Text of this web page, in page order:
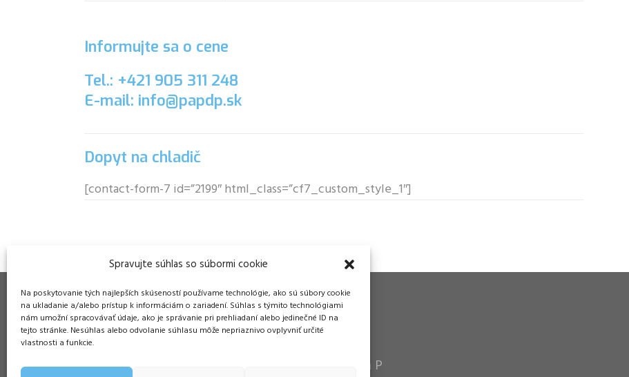
Spravujte súhlas so súbormi cookie
Na poskytovanie tých najlepších skúseností používame technológie, ako sú súbory cookie
na ukladanie a/alebo prístup k informáciám o zariadení. Súhlas s týmito technológiami
nám umožní spracovávať údaje, ako je správanie pri prehliadaní alebo jedinečné ID na
tejto stránke. Nesúhlas alebo odvolanie súhlasu môže nepriaznivo ovplyvniť určité
vlastnosti a funkcie.
Informujte sa o cene
Tel.: +421 905 311 248
E-mail: info@papdp.sk
Dopyt na chladič
[contact-form-7 id=”2199″ html_class=”cf7_custom_style_1″]
Prevádzka
Dušan Pytel P a P